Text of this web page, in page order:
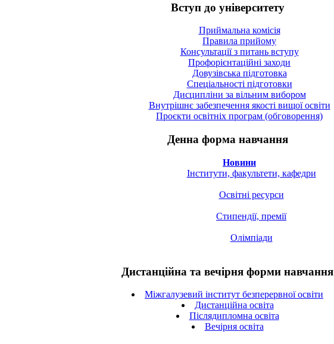
Вступ до університету
Приймальна комісія
Правила прийому
Консультації з питань вступу
Профорієнтаційні заходи
Довузівська підготовка
Спецiальностi підготовки
Дисципліни за вільним вибором
Внутрішнє забезпечення якості вищої освіти
Проєкти освітніх програм (обговорення)
Денна форма навчання
Новини
Інститути, факультети, кафедри
Освітні ресурси
Стипендії, премії
Олімпіади
Дистанційна та вечірня форми навчання
Міжгалузевий інститут безперервної освіти
Дистанційна освіта
Післядипломна освіта
Вечірня освіта